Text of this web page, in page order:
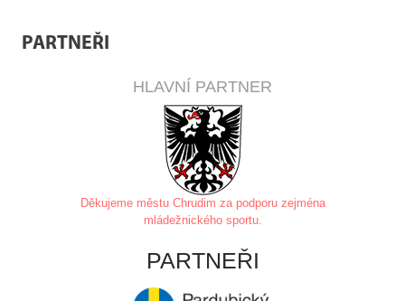
PARTNEŘI
HLAVNÍ PARTNER
Děkujeme městu Chrudim za podporu zejména
mládežnického sportu.
PARTNEŘI